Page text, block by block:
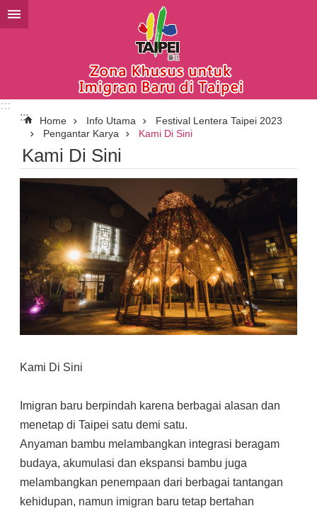
Lompat ke blok konten utama
:::
:::
Home Info Utama
Festival Lentera Taipei 2023
Pengantar Karya
Kami Di Sini
Kami Di Sini
Kami Di Sini
Imigran baru berpindah karena berbagai alasan dan
menetap di Taipei satu demi satu.
Anyaman bambu melambangkan integrasi beragam
budaya, akumulasi dan ekspansi bambu juga
melambangkan penempaan dari berbagai tantangan
kehidupan, namun imigran baru tetap bertahan